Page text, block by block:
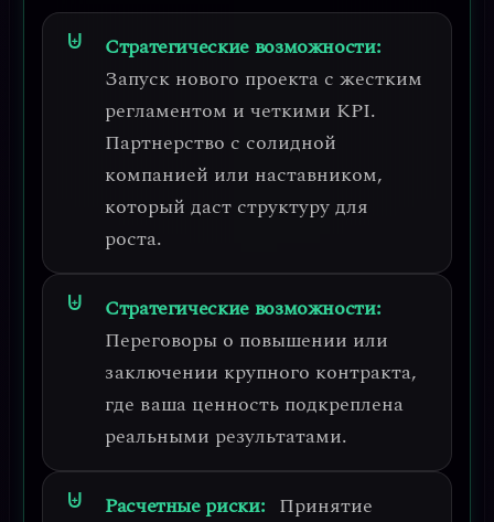
Стратегические возможности:
Запуск нового проекта с жестким
регламентом и четкими KPI.
Партнерство с солидной
компанией или наставником,
который даст структуру для
роста.
Стратегические возможности:
Переговоры о повышении или
заключении крупного контракта,
где ваша ценность подкреплена
реальными результатами.
Расчетные риски: Принятие